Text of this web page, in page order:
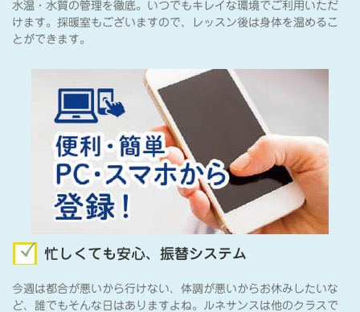
水温・水質の管理を徹底。いつでもキレイな環境でご利用いただ
けます。採暖室もございますので、レッスン後は身体を温めるこ
とができます。
忙しくても安心、振替システム
今週は都合が悪いから行けない、体調が悪いからお休みしたいな
ど、誰でもそんな日はありますよね。ルネサンスは他のクラスで